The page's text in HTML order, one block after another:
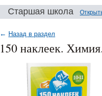
Старшая школа
← Назад в раздел
150 наклеек.